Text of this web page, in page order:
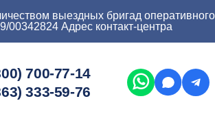
выездных бригад
00342824 Адрес контакт-центра
700-77-14
333-59-76